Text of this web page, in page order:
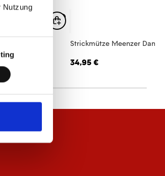
Nutzung
Strickmütze Meenzer
34,95 €